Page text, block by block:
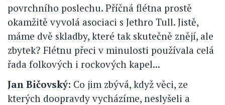
povrchního poslechu. Příčná flétna prostě
okamžitě vyvolá asociaci s Jethro Tull. Jistě,
máme dvě skladby, které tak skutečně znějí, ale
zbytek? Flétnu přeci v minulosti používala celá
řada folkových i rockových kapel...
Jan Bičovský: Co jim zbývá, když věci, ze
kterých doopravdy vycházíme, neslyšeli a